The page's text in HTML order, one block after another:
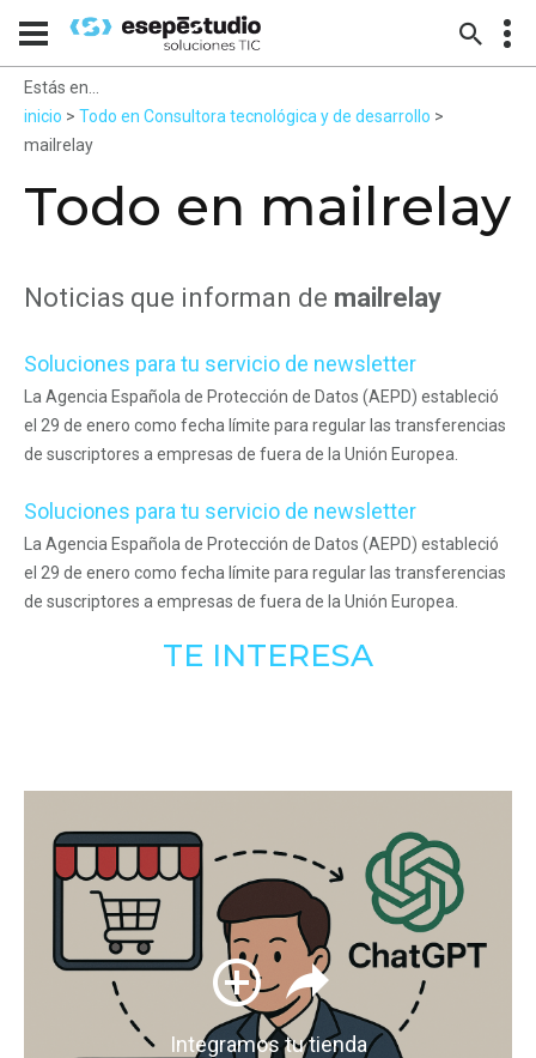
Estás en...
inicio > Todo en Consultora tecnológica y de desarrollo >
mailrelay
Todo en mailrelay
Noticias que informan de mailrelay
Soluciones para tu servicio de newsletter
La Agencia Española de Protección de Datos (AEPD) estableció
el 29 de enero como fecha límite para regular las transferencias
de suscriptores a empresas de fuera de la Unión Europea.
Soluciones para tu servicio de newsletter
La Agencia Española de Protección de Datos (AEPD) estableció
el 29 de enero como fecha límite para regular las transferencias
de suscriptores a empresas de fuera de la Unión Europea.
TE INTERESA
Integramos tu tienda